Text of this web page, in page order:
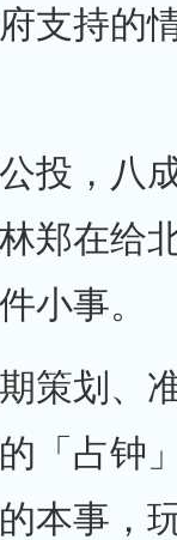
支持的
投，八
郑在给
小事。
策划、
「占钟
本事，